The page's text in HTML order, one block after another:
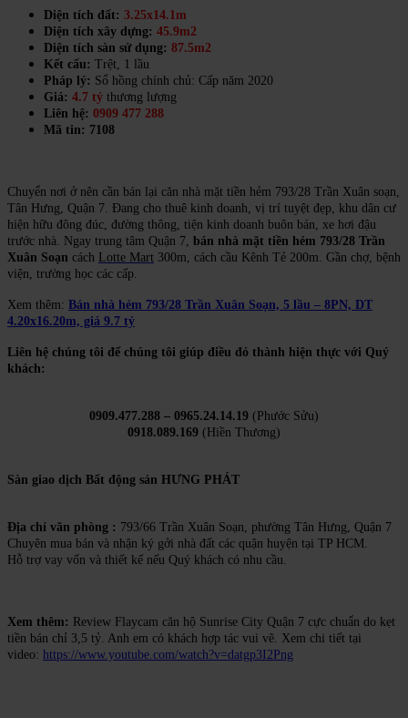
Diện tích đất: 3.25x14.1m
Diện tích xây dựng: 45.9m2
Diện tích sàn sử dụng: 87.5m2
Kết cấu: Trệt, 1 lầu
Pháp lý: Sổ hồng chính chủ: Cấp năm 2020
Giá: 4.7 tỷ thương lượng
Liên hệ: 0909 477 288
Mã tin: 7108
Chuyển nơi ở nên cần bán lại căn nhà mặt tiền hẻm 793/28 Trần Xuân soạn,
Tân Hưng, Quận 7. Đang cho thuê kinh doanh, vị trí tuyệt đẹp, khu dân cư
hiện hữu đông đúc, đường thông, tiện kinh doanh buôn bán, xe hơi đậu
trước nhà. Ngay trung tâm Quận 7, bán nhà mặt tiền hẻm 793/28 Trần
Xuân Soạn cách Lotte Mart 300m, cách cầu Kênh Tẻ 200m. Gần chợ, bệnh
viện, trường học các cấp.
Xem thêm: Bán nhà hẻm 793/28 Trần Xuân Soạn, 5 lầu – 8PN, DT
4.20x16.20m, giá 9.7 tỷ
Liên hệ chúng tôi để chúng tôi giúp điều đó thành hiện thực với Quý
khách:
0909.477.288 – 0965.24.14.19 (Phước Sửu)
0918.089.169 (Hiền Thương)
Sàn giao dịch Bất động sản HƯNG PHÁT
Địa chỉ văn phòng : 793/66 Trần Xuân Soạn, phường Tân Hưng, Quận 7
Chuyên mua bán và nhận ký gởi nhà đất các quận huyện tại TP HCM.
Hỗ trợ vay vốn và thiết kế nếu Quý khách có nhu cầu.
Xem thêm: Review Flaycam căn hộ Sunrise City Quận 7 cực chuẩn do kẹt
tiền bán chỉ 3,5 tỷ. Anh em có khách hợp tác vui vẽ. Xem chi tiết tại
video: https://www.youtube.com/watch?v=datgp3I2Png